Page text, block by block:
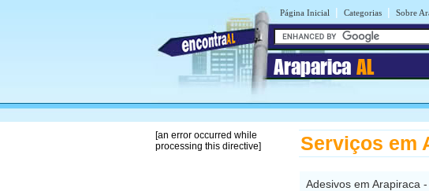
Página Inicial | Categorias | Sobre
Araparica AL
[an error occurred while
processing this directive]
Serviços em
Adesivos em Arapiraca -